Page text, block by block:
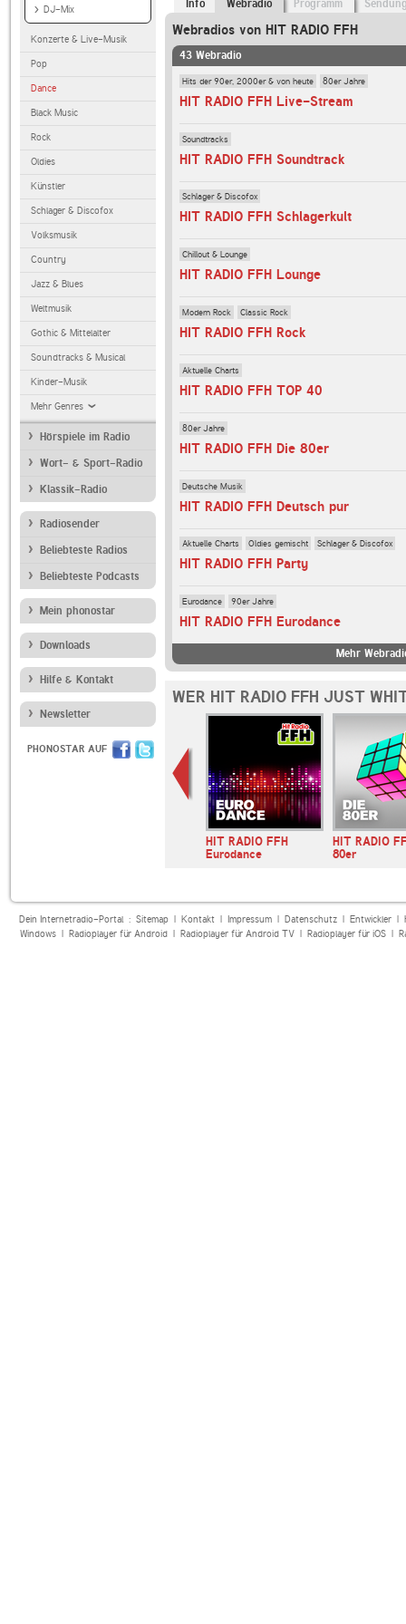
DJ-Mix
Konzerte & Live-Musik
Pop
Dance
Black Music
Rock
Oldies
Künstler
Schlager & Discofox
Volksmusik
Country
Jazz & Blues
Weltmusik
Gothic & Mittelalter
Soundtracks & Musical
Kinder-Musik
Mehr Genres
Hörspiele im Radio
Wort- & Sport-Radio
Klassik-Radio
Radiosender
Beliebteste Radios
Beliebteste Podcasts
Mein phonostar
Downloads
Hilfe & Kontakt
Newsletter
PHONOSTAR AUF
Info Webradio Programm
Webradios von HIT RADIO FFH
43 Webradio
Hits der 90er, 2000er & von heute 80er Jahre
HIT RADIO FFH Live-Stream
Soundtracks
HIT RADIO FFH Soundtrack
Schlager & Discofox
HIT RADIO FFH Schlagerkult
Chillout & Lounge
HIT RADIO FFH Lounge
Modern Rock Classic Rock
HIT RADIO FFH Rock
Aktuelle Charts
HIT RADIO FFH TOP 40
80er Jahre
HIT RADIO FFH Die 80er
Deutsche Musik
HIT RADIO FFH Deutsch pur
Aktuelle Charts Oldies gemischt Schlager & Discofox
HIT RADIO FFH Party
Eurodance 90er Jahre
HIT RADIO FFH Eurodance
Mehr
WER HIT RADIO FFH JUST
HIT RADIO FFH
Eurodance
HIT RADIO
80er
Dein Internetradio-Portal : Sitemap| Kontakt| Impressum| Datenschutz| Entwickler|
Windows| Radioplayer für Android| Radioplayer für Android TV| Radioplayer für iOS|